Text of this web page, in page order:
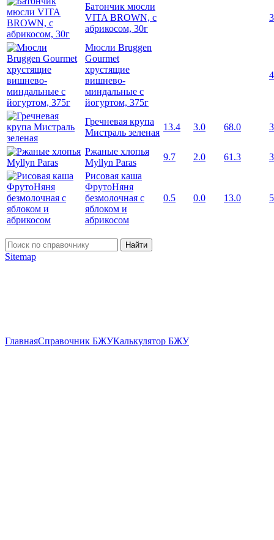
Батончик мюсли
VITA BROWN, с
абрикосом, 30г
Мюсли Bruggen
Gourmet
хрустящие
вишнево-
миндальные с
йогуртом, 375г
Гречневая крупа
Мистраль зеленая
13.4 3.0 68.0
Ржаные хлопья
Myllyn Paras
9.7 2.0 61.3
Рисовая каша
ФрутоНяня
безмолочная с
яблоком и
абрикосом
0.5 0.0 13.0
Найти
Sitemap
ГлавнаяСправочник БЖУКалькулятор БЖУ